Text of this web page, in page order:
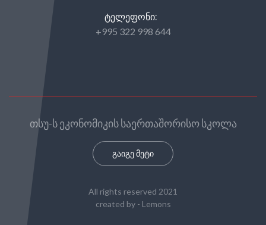
ᲢᲔᲚᲔᲤᲝᲜᲘ:
+995 322 998 644
თსუ-ს ეკონომიკის საერთაშორისო სკოლა
გაიგე მეტი
All rights reserved 2021
created by - Lemons